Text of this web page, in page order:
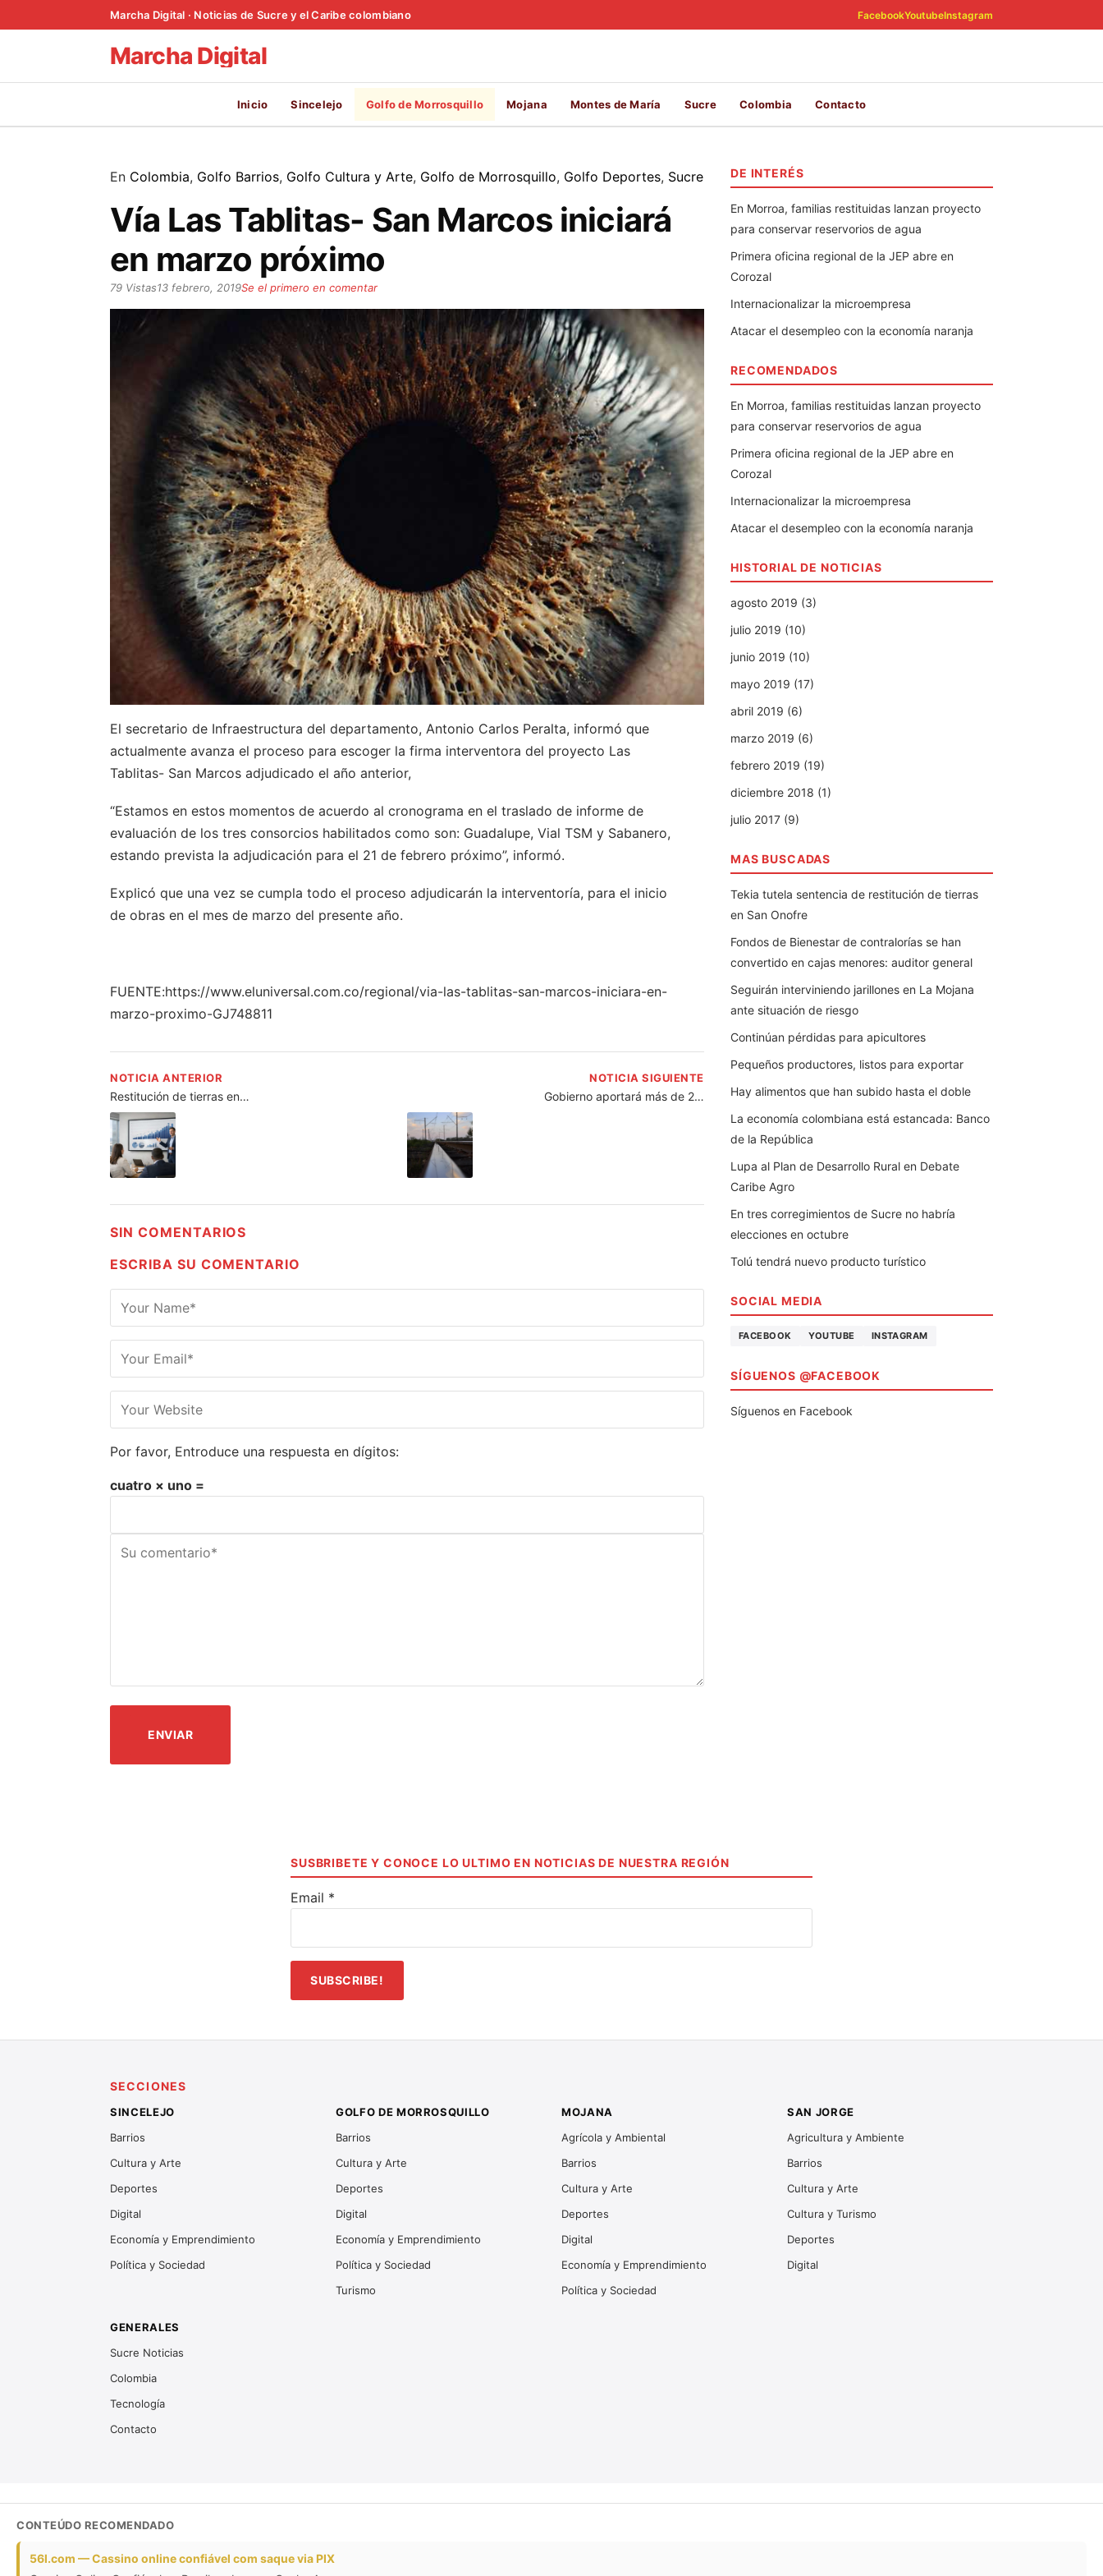
Marcha Digital · Noticias de Sucre y el Caribe colombiano FacebookYoutubeInstagram
Marcha Digital
Inicio Sincelejo Golfo de Morrosquillo Mojana Montes de María Sucre Colombia Contacto
En Colombia, Golfo Barrios, Golfo Cultura y Arte, Golfo de Morrosquillo, Golfo Deportes, Sucre
Vía Las Tablitas- San Marcos iniciará
en marzo próximo
79 Vistas13 febrero, 2019Se el primero en comentar
El secretario de Infraestructura del departamento, Antonio Carlos Peralta, informó que
actualmente avanza el proceso para escoger la firma interventora del proyecto Las
Tablitas- San Marcos adjudicado el año anterior,
“Estamos en estos momentos de acuerdo al cronograma en el traslado de informe de
evaluación de los tres consorcios habilitados como son: Guadalupe, Vial TSM y Sabanero,
estando prevista la adjudicación para el 21 de febrero próximo”, informó.
Explicó que una vez se cumpla todo el proceso adjudicarán la interventoría, para el inicio
de obras en el mes de marzo del presente año.
FUENTE:https://www.eluniversal.com.co/regional/via-las-tablitas-san-marcos-iniciara-en-
marzo-proximo-GJ748811
NOTICIA ANTERIOR
Restitución de tierras en…
NOTICIA SIGUIENTE
Gobierno aportará más de 2…
SIN COMENTARIOS
ESCRIBA SU COMENTARIO
Por favor, Entroduce una respuesta en dígitos:
cuatro × uno =
DE INTERÉS
En Morroa, familias restituidas lanzan proyecto
para conservar reservorios de agua
Primera oficina regional de la JEP abre en
Corozal
Internacionalizar la microempresa
Atacar el desempleo con la economía naranja
RECOMENDADOS
En Morroa, familias restituidas lanzan proyecto
para conservar reservorios de agua
Primera oficina regional de la JEP abre en
Corozal
Internacionalizar la microempresa
Atacar el desempleo con la economía naranja
HISTORIAL DE NOTICIAS
agosto 2019 (3)
julio 2019 (10)
junio 2019 (10)
mayo 2019 (17)
abril 2019 (6)
marzo 2019 (6)
febrero 2019 (19)
diciembre 2018 (1)
julio 2017 (9)
MAS BUSCADAS
Tekia tutela sentencia de restitución de tierras
en San Onofre
Fondos de Bienestar de contralorías se han
convertido en cajas menores: auditor general
Seguirán interviniendo jarillones en La Mojana
ante situación de riesgo
Continúan pérdidas para apicultores
Pequeños productores, listos para exportar
Hay alimentos que han subido hasta el doble
La economía colombiana está estancada: Banco
de la República
Lupa al Plan de Desarrollo Rural en Debate
Caribe Agro
En tres corregimientos de Sucre no habría
elecciones en octubre
Tolú tendrá nuevo producto turístico
SOCIAL MEDIA
FACEBOOK YOUTUBE INSTAGRAM
SÍGUENOS @FACEBOOK
Síguenos en Facebook
SUSBRIBETE Y CONOCE LO ULTIMO EN NOTICIAS DE NUESTRA REGIÓN
Email *
SECCIONES
SINCELEJO
Barrios
Cultura y Arte
Deportes
Digital
Economía y Emprendimiento
Política y Sociedad
GOLFO DE MORROSQUILLO
Barrios
Cultura y Arte
Deportes
Digital
Economía y Emprendimiento
Política y Sociedad
Turismo
MOJANA
Agrícola y Ambiental
Barrios
Cultura y Arte
Deportes
Digital
Economía y Emprendimiento
Política y Sociedad
SAN JORGE
Agricultura y Ambiente
Barrios
Cultura y Arte
Cultura y Turismo
Deportes
Digital
GENERALES
Sucre Noticias
Colombia
Tecnología
Contacto
CONTEÚDO RECOMENDADO
56l.com — Cassino online confiável com saque via PIX